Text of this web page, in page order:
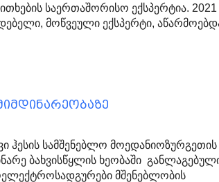
საერთაშორისო ექსპერტია. 2021
მოწვეული ექსპერტი,
ჰესის სამშენებლო მოედანიოზურგეთის
ბახვისწყლის ხეობაში
მშენებლობის